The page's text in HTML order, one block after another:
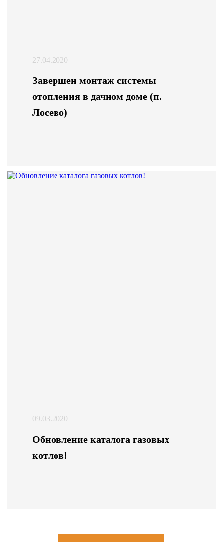
27.04.2020
Завершен монтаж системы
отопления в дачном доме (п.
Лосево)
09.03.2020
Обновление каталога газовых
котлов!